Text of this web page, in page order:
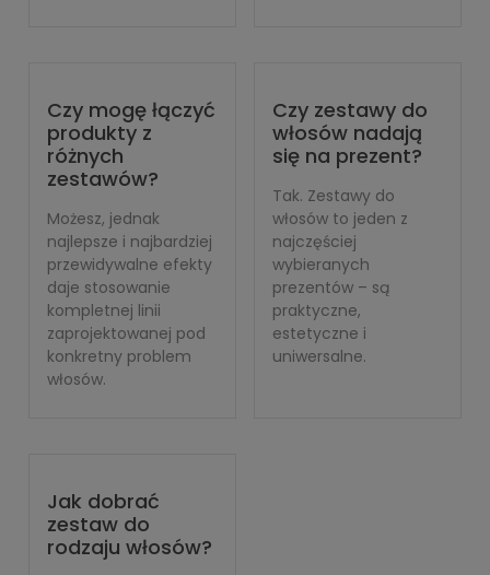
Czy mogę łączyć
produkty z
różnych
zestawów?
Możesz, jednak
najlepsze i najbardziej
przewidywalne efekty
daje stosowanie
kompletnej linii
zaprojektowanej pod
konkretny problem
włosów.
Czy zestawy do
włosów nadają
się na prezent?
Tak. Zestawy do
włosów to jeden z
najczęściej
wybieranych
prezentów – są
praktyczne,
estetyczne i
uniwersalne.
Jak dobrać
zestaw do
rodzaju włosów?